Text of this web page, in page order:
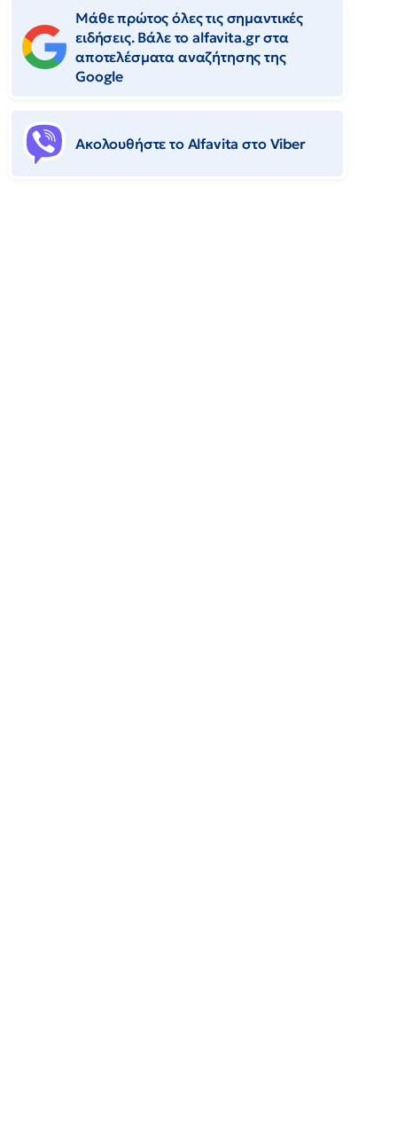
Μάθε πρώτος όλες τις σημαντικές
ειδήσεις. Βάλε το alfavita.gr στα
αποτελέσματα αναζήτησης της
Google
Ακολουθήστε το Αlfavita στο Viber